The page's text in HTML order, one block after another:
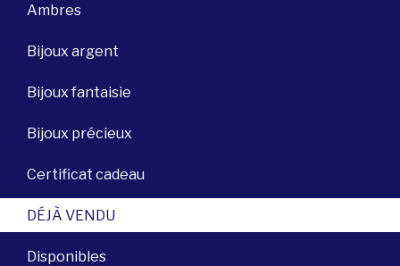
Ambres
Bijoux argent
Bijoux fantaisie
Bijoux précieux
Certificat cadeau
DÉJÀ VENDU
Disponibles